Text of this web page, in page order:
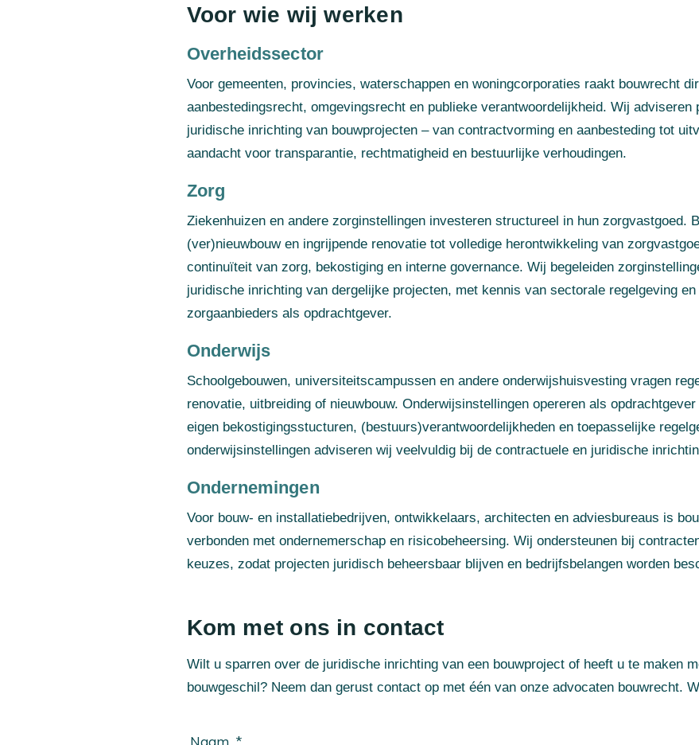
Voor wie wij werken
Overheidssector
Voor gemeenten, provincies, waterschappen en woningcorporaties raakt bouwrecht
aanbestedingsrecht, omgevingsrecht en publieke verantwoordelijkheid. Wij adviseren
juridische inrichting van bouwprojecten – van contractvorming en aanbesteding tot
aandacht voor transparantie, rechtmatigheid en bestuurlijke verhoudingen.
Zorg
Ziekenhuizen en andere zorginstellingen investeren structureel in hun zorgvastgoed.
(ver)nieuwbouw en ingrijpende renovatie tot volledige herontwikkeling van
continuïteit van zorg, bekostiging en interne governance. Wij begeleiden
juridische inrichting van dergelijke projecten, met kennis van sectorale regelgeving
zorgaanbieders als opdrachtgever.
Onderwijs
Schoolgebouwen, universiteitscampussen en andere onderwijshuisvesting vragen
renovatie, uitbreiding of nieuwbouw. Onderwijsinstellingen opereren als
eigen bekostigingsstucturen, (bestuurs)verantwoordelijkheden en toepasselijke
onderwijsinstellingen adviseren wij veelvuldig bij de contractuele en juridische
Ondernemingen
Voor bouw‑ en installatiebedrijven, ontwikkelaars, architecten en adviesbureaus is
verbonden met ondernemerschap en risicobeheersing. Wij ondersteunen bij
keuzes, zodat projecten juridisch beheersbaar blijven en bedrijfsbelangen worden
Kom met ons in contact
Wilt u sparren over de juridische inrichting van een bouwproject of heeft u te maken
bouwgeschil? Neem dan gerust contact op met één van onze advocaten bouwrecht.